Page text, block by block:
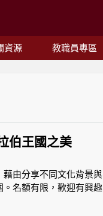
資源 教職員專區
伯王國之美
藉由分享不同文化背景與
名額有限，歡迎有興趣